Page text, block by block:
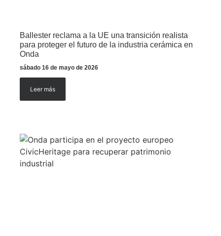
Ballester reclama a la UE una transición realista
para proteger el futuro de la industria cerámica en
Onda
sábado 16 de mayo de 2026
Leer más